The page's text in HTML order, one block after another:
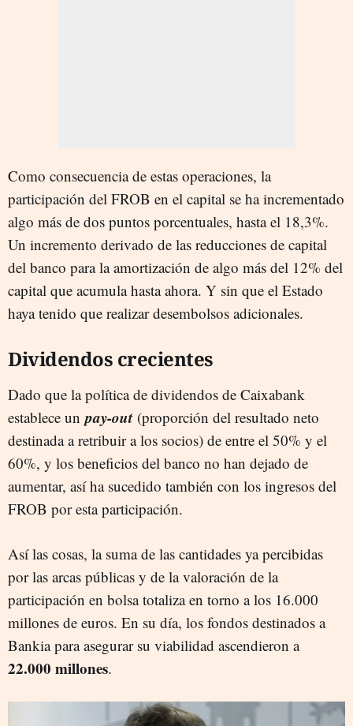
Como consecuencia de estas operaciones, la
participación del FROB en el capital se ha incrementado
algo más de dos puntos porcentuales, hasta el 18,3%.
Un incremento derivado de las reducciones de capital
del banco para la amortización de algo más del 12% del
capital que acumula hasta ahora. Y sin que el Estado
haya tenido que realizar desembolsos adicionales.
Dividendos crecientes
Dado que la política de dividendos de Caixabank
establece un pay-out(proporción del resultado neto
destinada a retribuir a los socios) de entre el 50% y el
60%, y los beneficios del banco no han dejado de
aumentar, así ha sucedido también con los ingresos del
FROB por esta participación.
Así las cosas, la suma de las cantidades ya percibidas
por las arcas públicas y de la valoración de la
participación en bolsa totaliza en torno a los 16.000
millones de euros. En su día, los fondos destinados a
Bankia para asegurar su viabilidad ascendieron a
22.000 millones.